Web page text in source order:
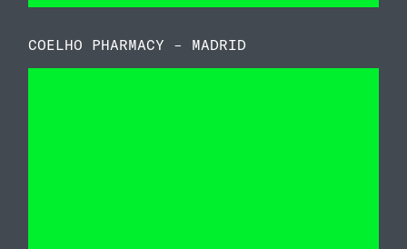
COELHO PHARMACY – MADRID